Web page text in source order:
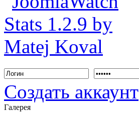
Создать аккаунт
Галерея